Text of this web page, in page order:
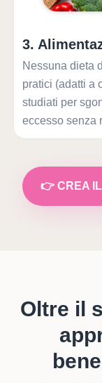
3.
Nessuna dieta
pratici (adatti a
studiati per
eccesso senza
👉 CREA
Oltre il